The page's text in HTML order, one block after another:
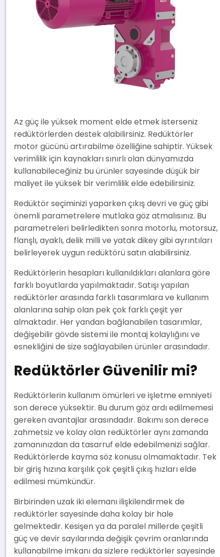
Az güç ile yüksek moment elde etmek isterseniz
redüktörlerden destek alabilirsiniz. Redüktörler
motor gücünü artırabilme özelliğine sahiptir. Yüksek
verimlilik için kaynakları sınırlı olan dünyamızda
kullanabileceğiniz bu ürünler sayesinde düşük bir
maliyet ile yüksek bir verimlilik elde edebilirsiniz.
Redüktör seçiminizi yaparken çıkış devri ve güç gibi
önemli parametrelere mutlaka göz atmalısınız. Bu
parametreleri belirledikten sonra motorlu, motorsuz,
flanşlı, ayaklı, delik milli ve yatak dikey gibi ayrıntıları
belirleyerek uygun redüktörü satın alabilirsiniz.
Redüktörlerin hesapları kullanıldıkları alanlara göre
farklı boyutlarda yapılmaktadır. Satışı yapılan
redüktörler arasında farklı tasarımlara ve kullanım
alanlarına sahip olan pek çok farklı çeşit yer
almaktadır. Her yandan bağlanabilen tasarımlar,
değişebilir gövde sistemi ile montaj kolaylığını ve
esnekliğini de size sağlayabilen ürünler arasındadır.
Redüktörler Güvenilir mi?
Redüktörlerin kullanım ömürleri ve işletme emniyeti
son derece yüksektir. Bu durum göz ardı edilmemesi
gereken avantajlar arasındadır. Bakımı son derece
zahmetsiz ve kolay olan redüktörler aynı zamanda
zamanınızdan da tasarruf elde edebilmenizi sağlar.
Redüktörlerde kayma söz konusu olmamaktadır. Tek
bir giriş hızına karşılık çok çeşitli çıkış hızları elde
edilmesi mümkündür.
Birbirinden uzak iki elemanı ilişkilendirmek de
redüktörler sayesinde daha kolay bir hale
gelmektedir. Kesişen ya da paralel millerde çeşitli
güç ve devir sayılarında değişik çevrim oranlarında
kullanabilme imkanı da sizlere redüktörler sayesinde